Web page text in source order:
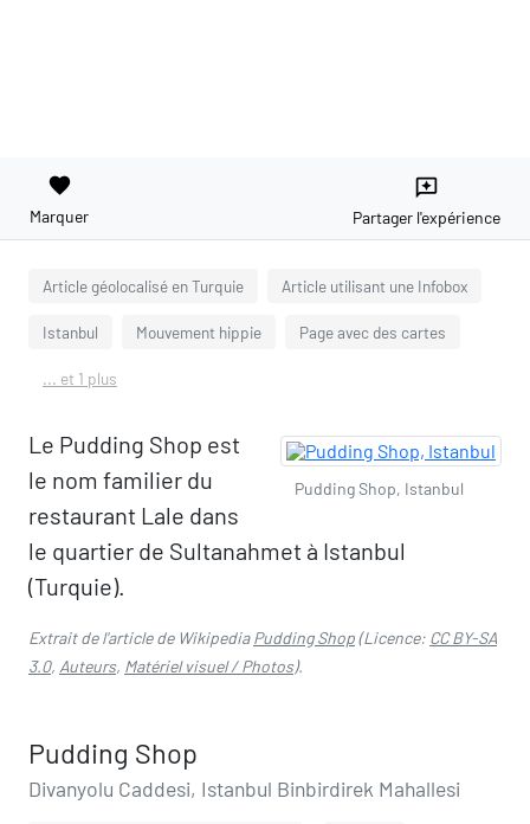
favorite
Marquer
reviews
Partager l'expérience
Article géolocalisé en Turquie Article utilisant une Infobox
Istanbul Mouvement hippie Page avec des cartes
... et 1 plus
Pudding Shop, Istanbul
Le Pudding Shop est
le nom familier du
restaurant Lale dans
le quartier de Sultanahmet à Istanbul
(Turquie).
Extrait de l'article de WikipediaPudding Shop(Licence: CC BY-SA
3.0, Auteurs, Matériel visuel / Photos).
Pudding Shop
Divanyolu Caddesi, Istanbul Binbirdirek Mahallesi